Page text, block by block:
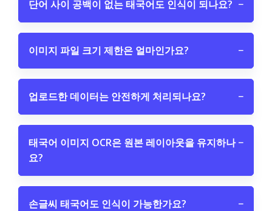
단어 사이 공백이 없는 태국어도 인식이 되나요? −
이미지 파일 크기 제한은 얼마인가요? −
업로드한 데이터는 안전하게 처리되나요? −
태국어 이미지 OCR은 원본 레이아웃을 유지하나
요?
−
손글씨 태국어도 인식이 가능한가요? −